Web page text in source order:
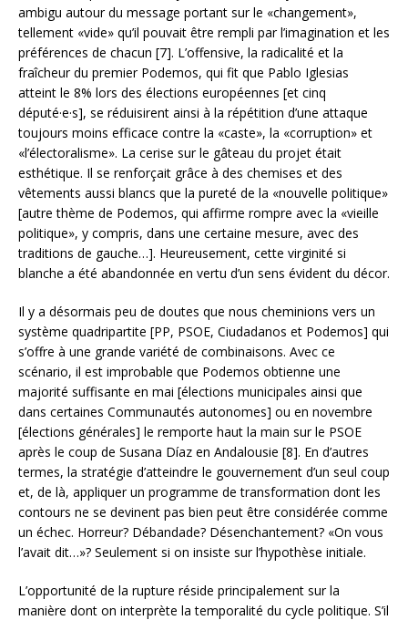
ambigu autour du message portant sur le «changement»,
tellement «vide» qu’il pouvait être rempli par l’imagination et les
préférences de chacun [7]. L’offensive, la radicalité et la
fraîcheur du premier Podemos, qui fit que Pablo Iglesias
atteint le 8% lors des élections européennes [et cinq
député·e·s], se réduisirent ainsi à la répétition d’une attaque
toujours moins efficace contre la «caste», la «corruption» et
«l’électoralisme». La cerise sur le gâteau du projet était
esthétique. Il se renforçait grâce à des chemises et des
vêtements aussi blancs que la pureté de la «nouvelle politique»
[autre thème de Podemos, qui affirme rompre avec la «vieille
politique», y compris, dans une certaine mesure, avec des
traditions de gauche…]. Heureusement, cette virginité si
blanche a été abandonnée en vertu d’un sens évident du décor.
Il y a désormais peu de doutes que nous cheminions vers un
système quadripartite [PP, PSOE, Ciudadanos et Podemos] qui
s’offre à une grande variété de combinaisons. Avec ce
scénario, il est improbable que Podemos obtienne une
majorité suffisante en mai [élections municipales ainsi que
dans certaines Communautés autonomes] ou en novembre
[élections générales] le remporte haut la main sur le PSOE
après le coup de Susana Díaz en Andalousie [8]. En d’autres
termes, la stratégie d’atteindre le gouvernement d’un seul coup
et, de là, appliquer un programme de transformation dont les
contours ne se devinent pas bien peut être considérée comme
un échec. Horreur? Débandade? Désenchantement? «On vous
l’avait dit…»? Seulement si on insiste sur l’hypothèse initiale.
L’opportunité de la rupture réside principalement sur la
manière dont on interprète la temporalité du cycle politique. S’il